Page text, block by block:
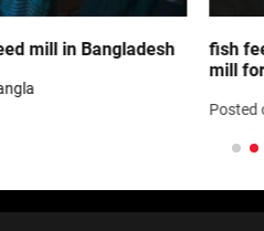
fish feed, animal feed,
October 1, 2021by